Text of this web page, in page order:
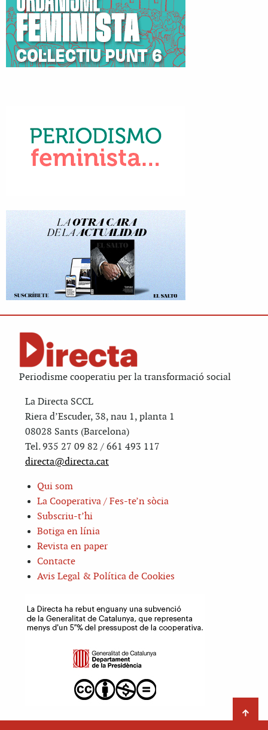
Periodisme cooperatiu per la transformació social
La Directa SCCL
Riera d’Escuder, 38, nau 1, planta 1
08028 Sants (Barcelona)
Tel. 935 27 09 82 / 661 493 117
directa@directa.cat
Qui som
La Cooperativa / Fes-te’n sòcia
Subscriu-t’hi
Botiga en línia
Revista en paper
Contacte
Avis Legal & Política de Cookies